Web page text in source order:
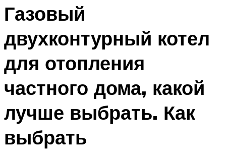
Газовый
двухконтурный котел
для отопления
частного дома, какой
лучше выбрать. Как
выбрать